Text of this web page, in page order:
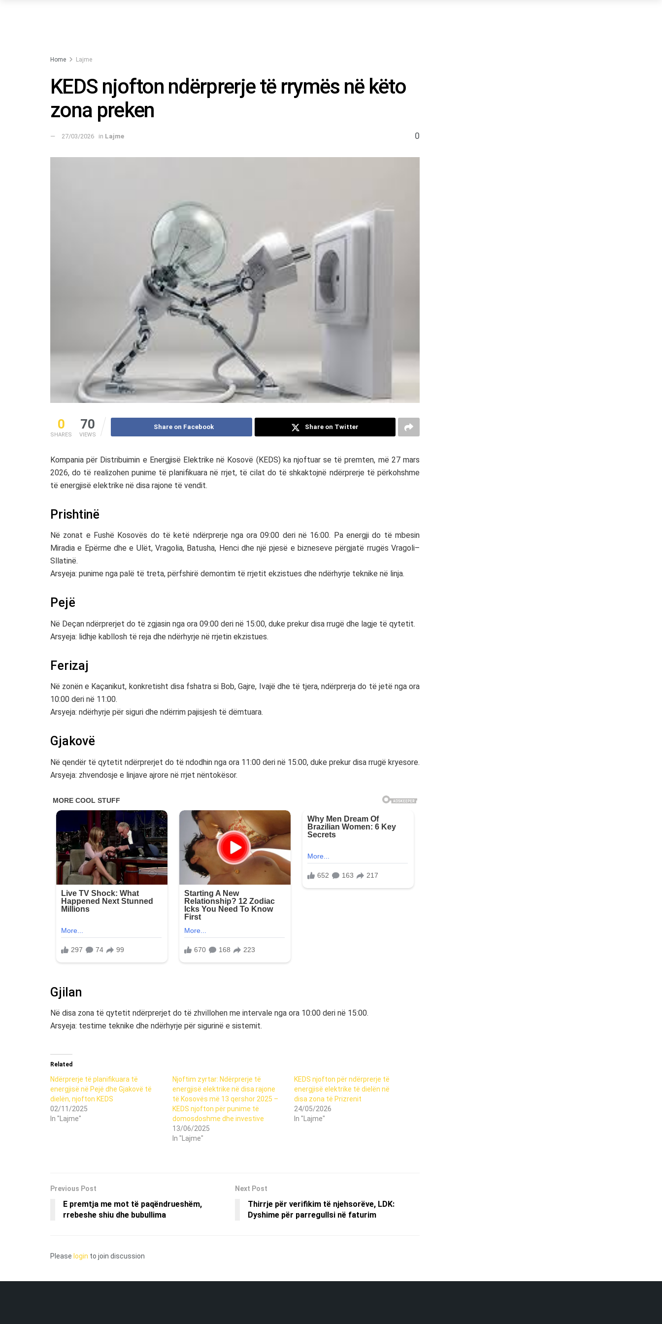
Home Lajme
KEDS njofton ndërprerje të rrymës në këto
zona preken
27/03/2026 in Lajme 0
0
SHARES
70
VIEWS
Share on Facebook Share on Twitter
Kompania për Distribuimin e Energjisë Elektrike në Kosovë (KEDS) ka njoftuar se të premten, më 27 mars
2026, do të realizohen punime të planifikuara në rrjet, të cilat do të shkaktojnë ndërprerje të përkohshme
të energjisë elektrike në disa rajone të vendit.
Prishtinë
Në zonat e Fushë Kosovës do të ketë ndërprerje nga ora 09:00 deri në 16:00. Pa energji do të mbesin
Miradia e Epërme dhe e Ulët, Vragolia, Batusha, Henci dhe një pjesë e bizneseve përgjatë rrugës Vragoli–
Sllatinë.
Arsyeja: punime nga palë të treta, përfshirë demontim të rrjetit ekzistues dhe ndërhyrje teknike në linja.
Pejë
Në Deçan ndërprerjet do të zgjasin nga ora 09:00 deri në 15:00, duke prekur disa rrugë dhe lagje të qytetit.
Arsyeja: lidhje kabllosh të reja dhe ndërhyrje në rrjetin ekzistues.
Ferizaj
Në zonën e Kaçanikut, konkretisht disa fshatra si Bob, Gajre, Ivajë dhe të tjera, ndërprerja do të jetë nga ora
10:00 deri në 11:00.
Arsyeja: ndërhyrje për siguri dhe ndërrim pajisjesh të dëmtuara.
Gjakovë
Në qendër të qytetit ndërprerjet do të ndodhin nga ora 11:00 deri në 15:00, duke prekur disa rrugë kryesore.
Arsyeja: zhvendosje e linjave ajrore në rrjet nëntokësor.
Gjilan
Në disa zona të qytetit ndërprerjet do të zhvillohen me intervale nga ora 10:00 deri në 15:00.
Arsyeja: testime teknike dhe ndërhyrje për sigurinë e sistemit.
Related
Ndërprerje të planifikuara të
energjisë në Pejë dhe Gjakovë të
dielën, njofton KEDS
02/11/2025
In "Lajme"
Njoftim zyrtar: Ndërprerje të
energjisë elektrike në disa rajone
të Kosovës më 13 qershor 2025 –
KEDS njofton për punime të
domosdoshme dhe investive
13/06/2025
In "Lajme"
KEDS njofton për ndërprerje të
energjisë elektrike të dielën në
disa zona të Prizrenit
24/05/2026
In "Lajme"
Previous Post
E premtja me mot të paqëndrueshëm,
rrebeshe shiu dhe bubullima
Next Post
Thirrje për verifikim të njehsorëve, LDK:
Dyshime për parregullsi në faturim
Please login to join discussion